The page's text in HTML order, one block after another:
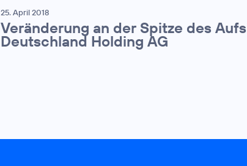
25. April 2018
Veränderung an der Spitze des
Deutschland Holding AG